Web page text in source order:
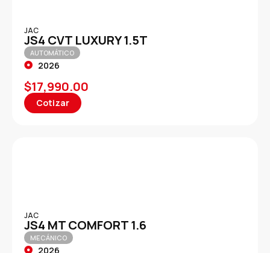
JAC
JS4 CVT LUXURY 1.5T
AUTOMÁTICO
2026
$17,990.00
Cotizar
JAC
JS4 MT COMFORT 1.6
MECÁNICO
2026